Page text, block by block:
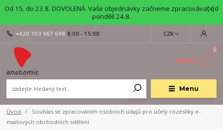
Od 15. do 23.8. DOVOLENÁ. Vaše objednávky začneme zpracovávat od
pondělí 24.8.
Menu
CZK
+420 703 967 698 8:00 - 15:00
0
0,00 Kč
Úvod
Souhlas se zpracováním osobních údajů pro účely rozesílky e-
mailových obchodních sdělení